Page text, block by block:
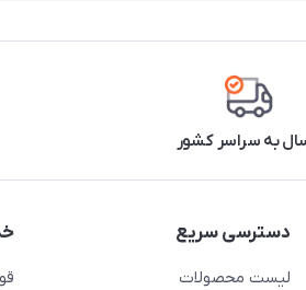
به سراسر کشور
دسترسی سریع
لیست محصولات